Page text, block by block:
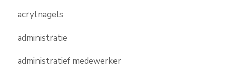
acrylnagels
administratie
administratief medewerker